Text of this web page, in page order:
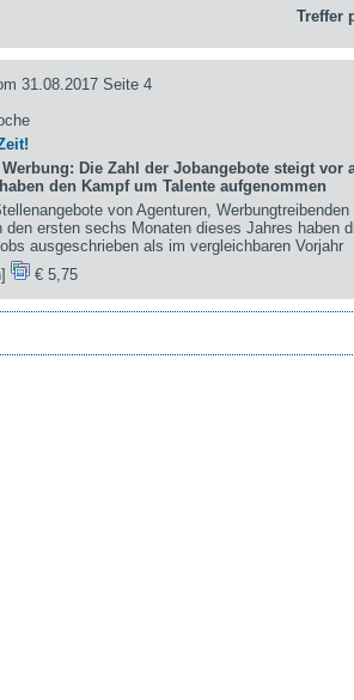
Treffer
31.08.2017 Seite 4
Die Zahl der Jobangebote steigt vor
den Kampf um Talente aufgenommen
von Agenturen,
den ersten sechs Monaten dieses Jahres haben
ausgeschrieben als im vergleichbaren Vorjahr
€ 5,75